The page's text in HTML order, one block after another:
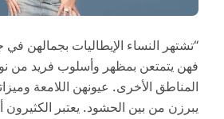
“تشتهر النساء الإيطاليات بجمالهن في
فهن يتمتعن بمظهر وأسلوب فريد من
المناطق الأخرى. عيونهن اللامعة
يبرزن من بين الحشود. يعتبر الكثيرون